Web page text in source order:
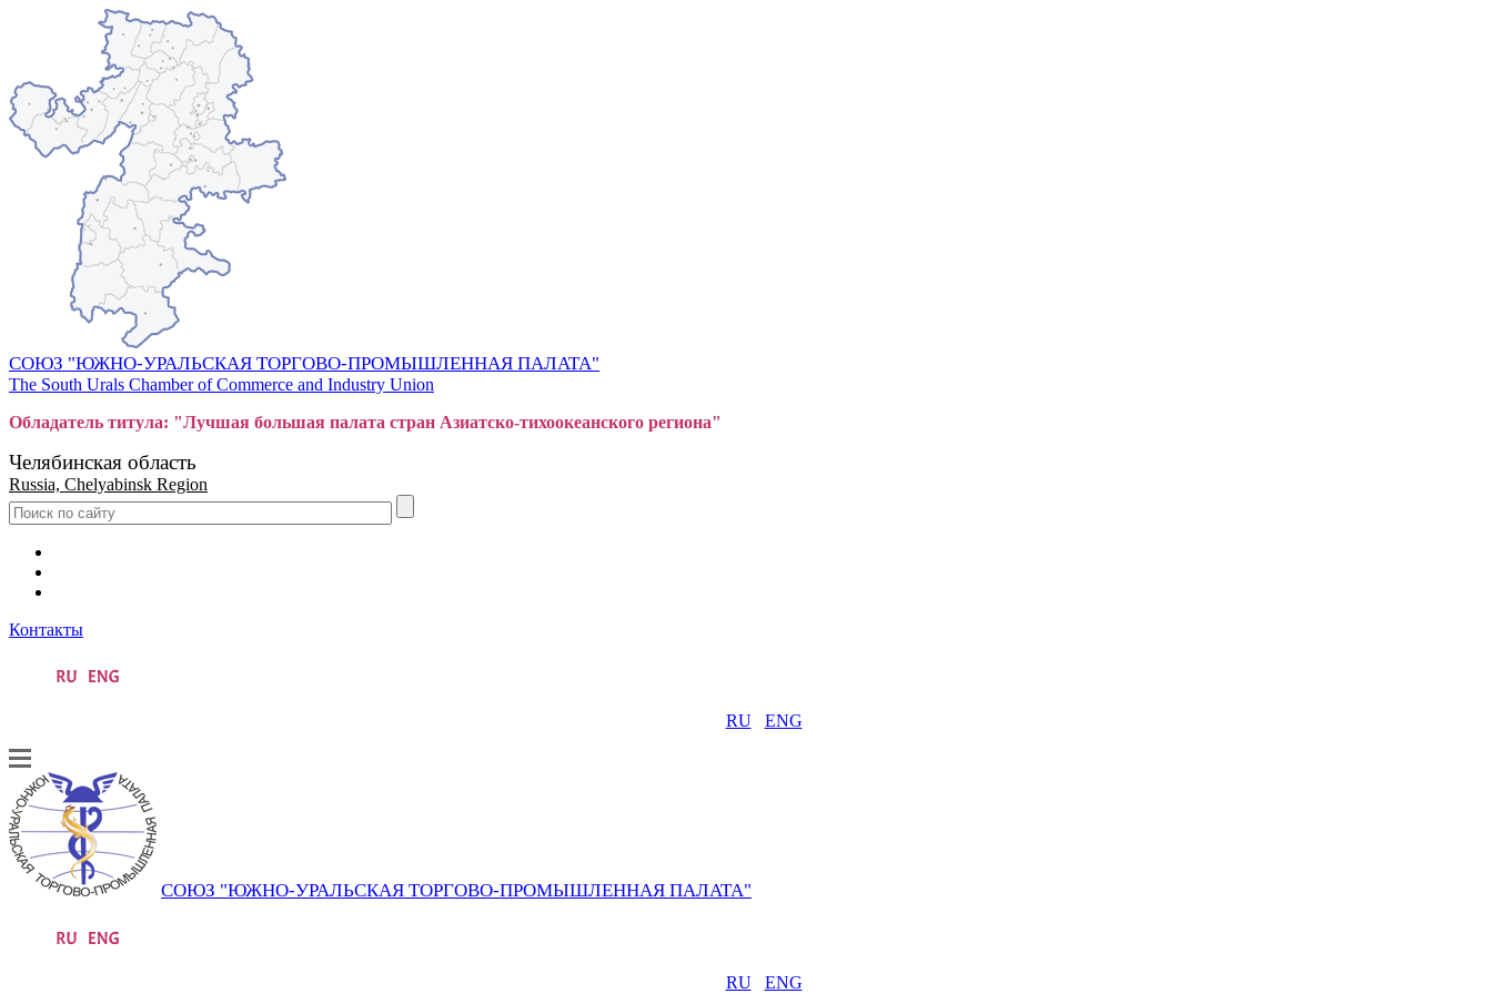
СОЮЗ "ЮЖНО-УРАЛЬСКАЯ ТОРГОВО-ПРОМЫШЛЕННАЯ ПАЛАТА"
The South Urals Chamber of Commerce and Industry Union
Обладатель титула: "Лучшая большая палата стран Азиатско-тихоокеанского региона"
Челябинская область
Russia, Chelyabinsk Region
Контакты
RU ENG
СОЮЗ "ЮЖНО-УРАЛЬСКАЯ ТОРГОВО-ПРОМЫШЛЕННАЯ ПАЛАТА"
RU ENG